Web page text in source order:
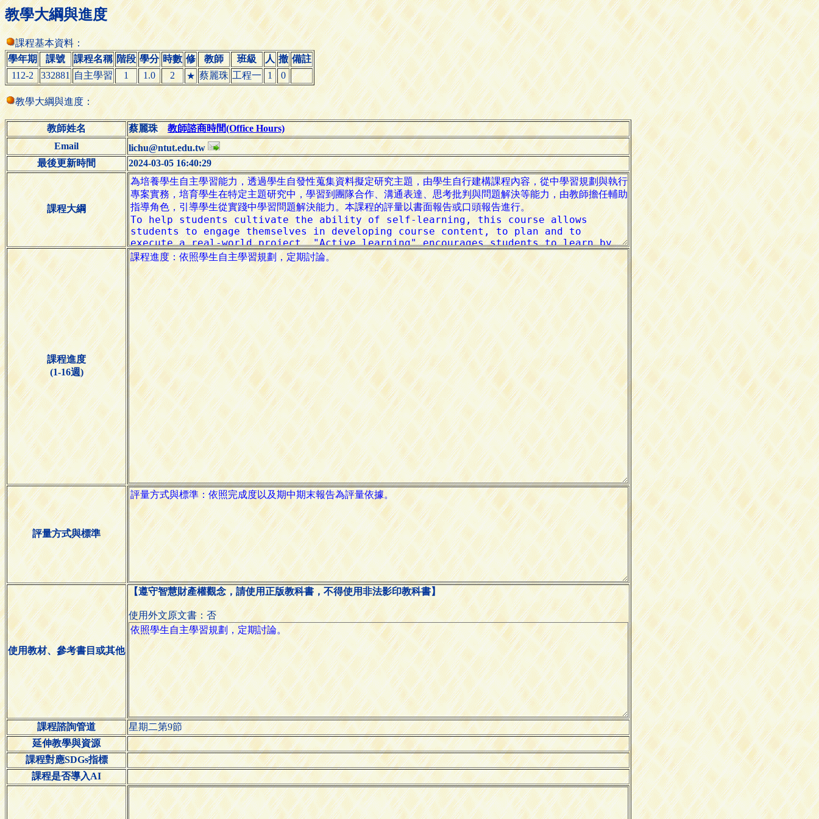
教學大綱與進度
課程基本資料：
學年期
課號 課程名稱 階段 學分 時數 修 教師 班級 人 撤 備註
112-2
332881 自主學習 1 1.0 2 ★ 蔡麗珠 工程一 1 0
教學大綱與進度：
教師姓名 蔡麗珠 教師諮商時間(Office Hours)
Email
lichu@ntut.edu.tw
最後更新時間
2024-03-05 16:40:29
課程大綱
課程進度
(1-16週)
評量方式與標準
使用教材、參考書目或其他
【遵守智慧財產權觀念，請使用正版教科書，不得使用非法影印教科書】
使用外文原文書：否
課程諮詢管道
星期二第9節
延伸教學與資源
課程對應SDGs指標
課程是否導入AI